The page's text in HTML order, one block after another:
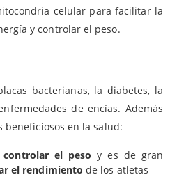
celular para facilitar la
y controlar el peso.
bacterianas, la diabetes, la
de encías. Además
beneficiosos en la salud:
controlar el peso y es de gran
el rendimiento de los atletas